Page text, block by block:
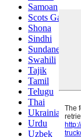
Samoan
Scots Gaelic
Shona
Sindhi
Sundanese
Swahili
Tajik
Tamil
Telugu
Thai
Ukrainian
Urdu
Uzbek